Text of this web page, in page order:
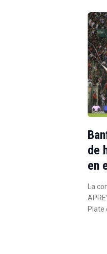
de
en
La
Plate